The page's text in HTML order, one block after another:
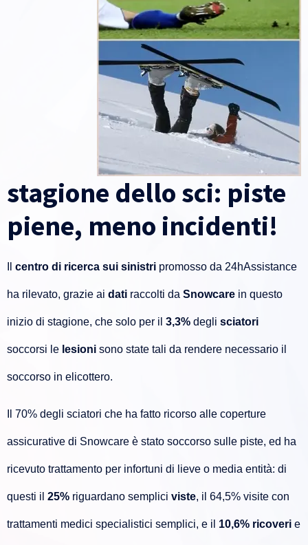
stagione dello sci: piste
piene, meno incidenti!
centro di ricerca sui sinistri promosso da 24hAssistance
ha rilevato, grazie ai dati raccolti da Snowcare in questo
inizio di stagione, che solo per il 3,3% degli sciatori
soccorsi le lesioni sono state tali da rendere necessario il
soccorso in elicottero.
Il 70% degli sciatori che ha fatto ricorso alle coperture
assicurative di Snowcare è stato soccorso sulle piste, ed ha
ricevuto trattamento per infortuni di lieve o media entità: di
questi il 25% riguardano semplici viste, il 64,5% visite con
trattamenti medici specialistici semplici, e il 10,6% ricoveri e